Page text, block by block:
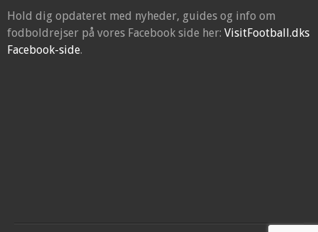
Hold dig opdateret med nyheder, guides og info om
fodboldrejser på vores Facebook side her: VisitFootball.dks
Facebook-side.